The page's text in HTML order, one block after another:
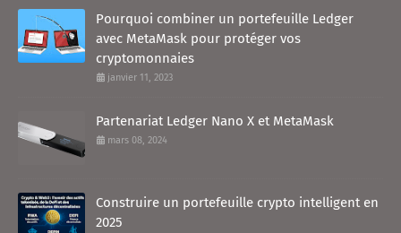
Pourquoi combiner un portefeuille Ledger
avec MetaMask pour protéger vos
cryptomonnaies
janvier 11, 2023
Partenariat Ledger Nano X et MetaMask
mars 08, 2024
Construire un portefeuille crypto intelligent en
2025